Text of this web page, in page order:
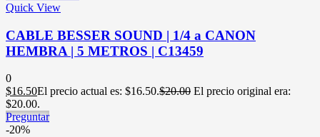
Quick View
CABLE BESSER SOUND | 1/4 a CANON
HEMBRA | 5 METROS | C13459
0
$16.50El precio actual es: $16.50.$20.00 El precio original era:
$20.00.
Preguntar
-20%